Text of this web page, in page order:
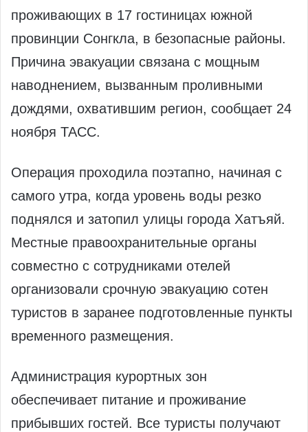
проживающих в 17 гостиницах южной
провинции Сонгкла, в безопасные районы.
Причина эвакуации связана с мощным
наводнением, вызванным проливными
дождями, охватившим регион, сообщает 24
ноября ТАСС.
Операция проходила поэтапно, начиная с
самого утра, когда уровень воды резко
поднялся и затопил улицы города Хатъяй.
Местные правоохранительные органы
совместно с сотрудниками отелей
организовали срочную эвакуацию сотен
туристов в заранее подготовленные пункты
временного размещения.
Администрация курортных зон
обеспечивает питание и проживание
прибывших гостей. Все туристы получают